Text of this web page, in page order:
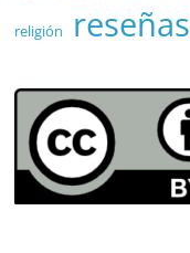
religión reseñas